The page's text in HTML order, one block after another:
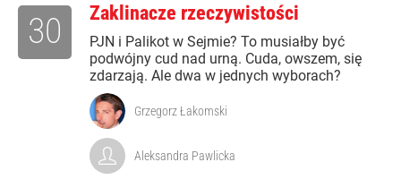
Zaklinacze rzeczywistości
PJN i Palikot w Sejmie? To musiałby być
podwójny cud nad urną. Cuda, owszem, się
zdarzają. Ale dwa w jednych wyborach?
30
Grzegorz Łakomski
Aleksandra Pawlicka